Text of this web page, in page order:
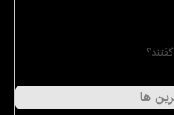
ها